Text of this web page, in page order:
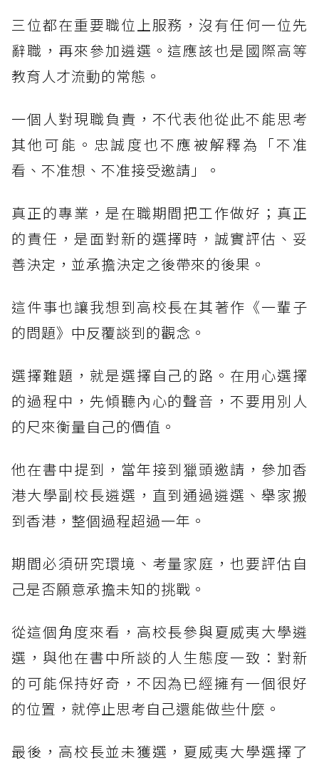
三位都在重要職位上服務，沒有任何一位先
辭職，再來參加遴選。這應該也是國際高等
教育人才流動的常態。
一個人對現職負責，不代表他從此不能思考
其他可能。忠誠度也不應被解釋為「不准
看、不准想、不准接受邀請」。
真正的專業，是在職期間把工作做好；真正
的責任，是面對新的選擇時，誠實評估、妥
善決定，並承擔決定之後帶來的後果。
這件事也讓我想到高校長在其著作《一輩子
的問題》中反覆談到的觀念。
選擇難題，就是選擇自己的路。在用心選擇
的過程中，先傾聽內心的聲音，不要用別人
的尺來衡量自己的價值。
他在書中提到，當年接到獵頭邀請，參加香
港大學副校長遴選，直到通過遴選、舉家搬
到香港，整個過程超過一年。
期間必須研究環境、考量家庭，也要評估自
己是否願意承擔未知的挑戰。
從這個角度來看，高校長參與夏威夷大學遴
選，與他在書中所談的人生態度一致：對新
的可能保持好奇，不因為已經擁有一個很好
的位置，就停止思考自己還能做些什麼。
最後，高校長並未獲選，夏威夷大學選擇了